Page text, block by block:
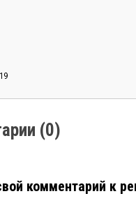
(0)
комментарий к